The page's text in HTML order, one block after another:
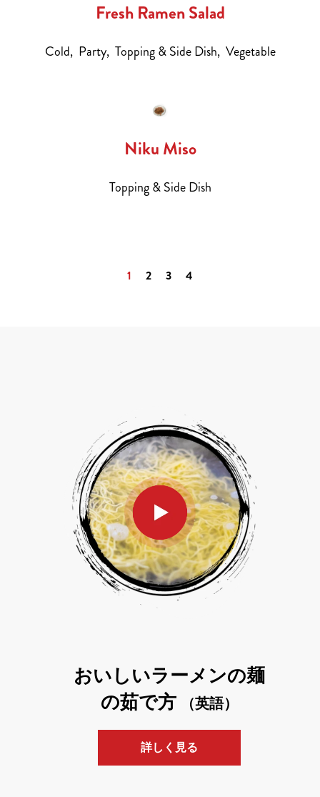
Fresh Ramen Salad
Cold, Party, Topping & Side Dish, Vegetable
Niku Miso
Topping & Side Dish
1 2 3 4
おいしいラーメンの麺
の茹で方
（英語）
詳しく⾒る